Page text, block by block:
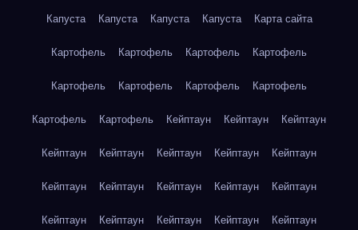
Капуста Капуста Капуста Капуста Карта сайта
Картофель Картофель Картофель Картофель
Картофель Картофель Картофель Картофель
Картофель Картофель Кейптаун Кейптаун Кейптаун
Кейптаун Кейптаун Кейптаун Кейптаун Кейптаун
Кейптаун Кейптаун Кейптаун Кейптаун Кейптаун
Кейптаун Кейптаун Кейптаун Кейптаун Кейптаун